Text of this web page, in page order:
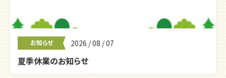
お知らせ 2026 / 08 / 07
夏季休業のお知らせ